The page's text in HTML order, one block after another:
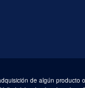
de algún producto